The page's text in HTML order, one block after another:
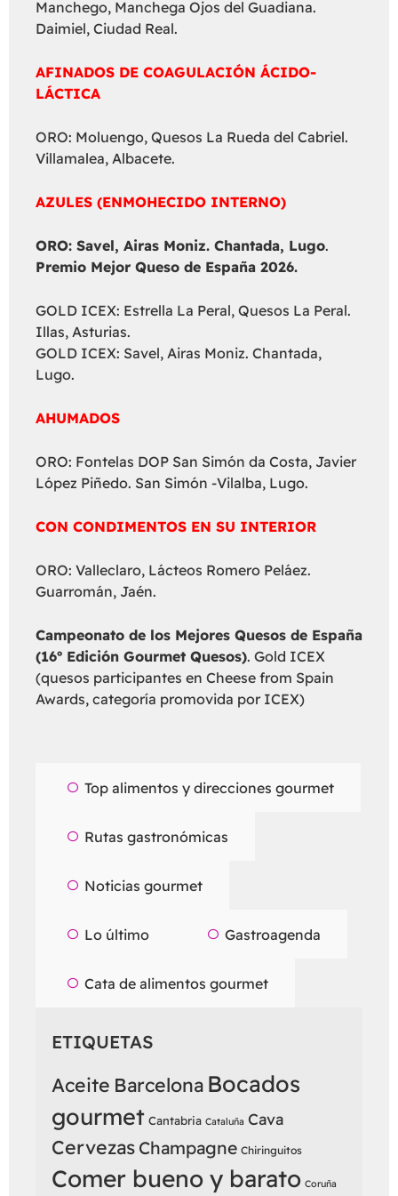
Manchego, Manchega Ojos del Guadiana.
Daimiel, Ciudad Real.
AFINADOS DE COAGULACIÓN ÁCIDO-
LÁCTICA
ORO: Moluengo, Quesos La Rueda del Cabriel.
Villamalea, Albacete.
AZULES (ENMOHECIDO INTERNO)
ORO: Savel, Airas Moniz. Chantada, Lugo.
Premio Mejor Queso de España 2026.
GOLD ICEX: Estrella La Peral, Quesos La Peral.
Illas, Asturias.
GOLD ICEX: Savel, Airas Moniz. Chantada,
Lugo.
AHUMADOS
ORO: Fontelas DOP San Simón da Costa, Javier
López Piñedo. San Simón -Vilalba, Lugo.
CON CONDIMENTOS EN SU INTERIOR
ORO: Valleclaro, Lácteos Romero Peláez.
Guarromán, Jaén.
Campeonato de los Mejores Quesos de España
(16º Edición Gourmet Quesos). Gold ICEX
(quesos participantes en Cheese from Spain
Awards, categoría promovida por ICEX)
Top alimentos y direcciones gourmet
Rutas gastronómicas
Noticias gourmet
Lo último Gastroagenda
Cata de alimentos gourmet
ETIQUETAS
Aceite Barcelona Bocados
gourmet Cantabria Cataluña Cava
Cervezas Champagne Chiringuitos
Comer bueno y barato Coruña